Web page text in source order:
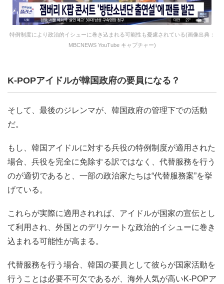
特例制度により政治的イシューに巻き込まれる可能性も憂慮されている(画像出典：
MBCNEWS YouTube キャプチャー)
K-POPアイドルが韓国政府の要員になる？
そして、最後のジレンマが、韓国政府の管理下での活動
だ。
もし、韓国アイドルに対する兵役の特例制度が適用された
場合、兵役を完全に免除する訳ではなく、代替服務を行う
のが適切であると、一部の政治家たちは“代替服務案”を挙
げている。
これらが実際に適用されれば、アイドルが国家の宣伝とし
て利用され、外国とのデリケートな政治的イシューに巻き
込まれる可能性が高まる。
代替服務を行う場合、韓国の要員として彼らが国家活動を
行うことは必要不可欠であるが、海外人気が高いK-POPア